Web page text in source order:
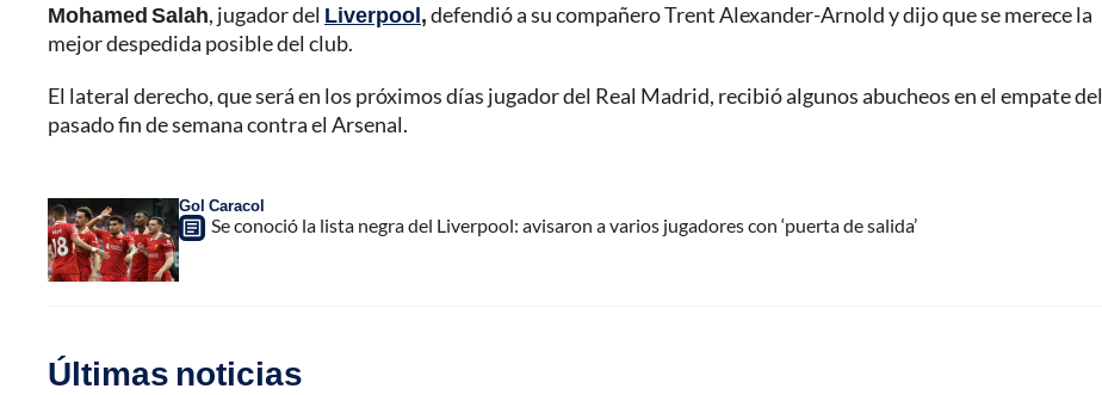
Mohamed Salah, jugador del Liverpool,defendió a su compañero Trent Alexander-Arnold y dijo que se merece la
mejor despedida posible del club.
El lateral derecho, que será en los próximos días jugador del Real Madrid, recibió algunos abucheos en el empate del
pasado fin de semana contra el Arsenal.
Gol Caracol
Se conoció la lista negra del Liverpool: avisaron a varios jugadores con ‘puerta de salida’
Últimas noticias